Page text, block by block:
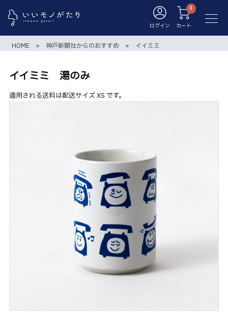
ログイン カート
HOME » 神戸新聞社からのおすすめ » イイミミ
イイミミ 湯のみ
適用される送料は配送サイズ XS です。